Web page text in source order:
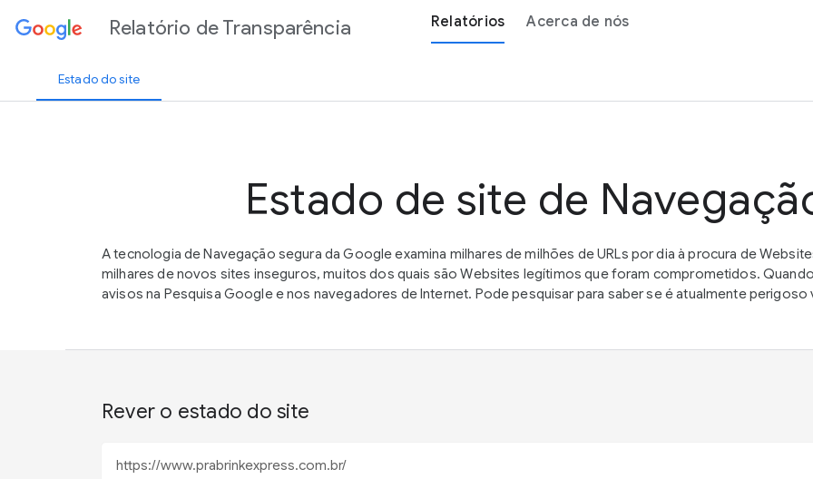
Relatório de Transparência Relatórios Acerca de nós
Estado do site
Estado de site de
A tecnologia de Navegação segura da Google examina milhares de milhões de URLs por dia à procura de
milhares de novos sites inseguros, muitos dos quais são Websites legítimos que foram comprometidos.
avisos na Pesquisa Google e nos navegadores de Internet. Pode pesquisar para saber se é atualmente
Rever o estado do site